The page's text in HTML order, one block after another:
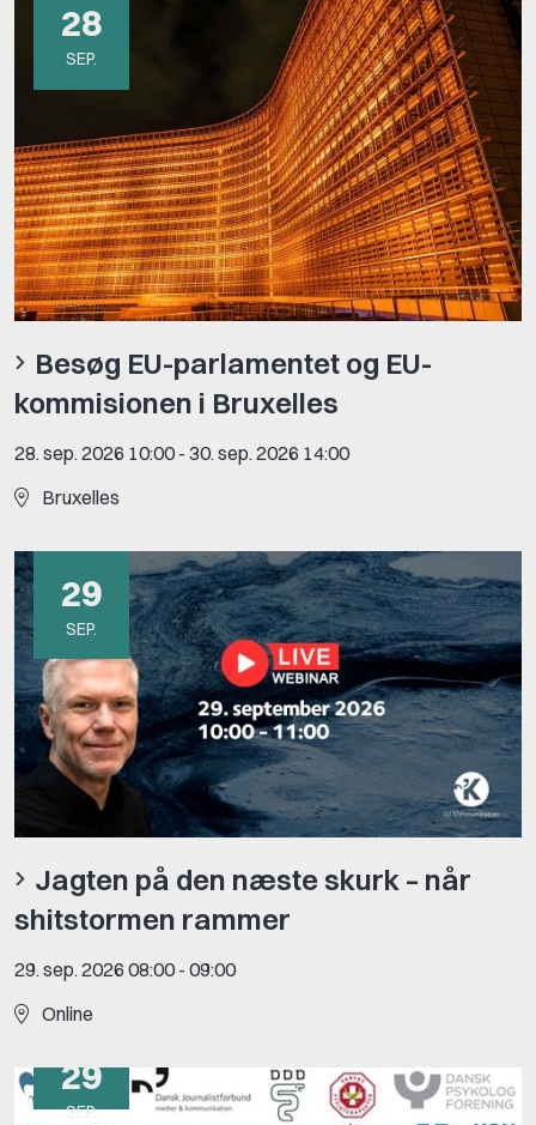
28
SEP.
Besøg EU-parlamentet og EU-
kommisionen i Bruxelles
28. sep. 2026 10:00 - 30. sep. 2026 14:00
Bruxelles
29
SEP.
Jagten på den næste skurk – når
shitstormen rammer
29. sep. 2026 08:00 - 09:00
Online
29
SEP.